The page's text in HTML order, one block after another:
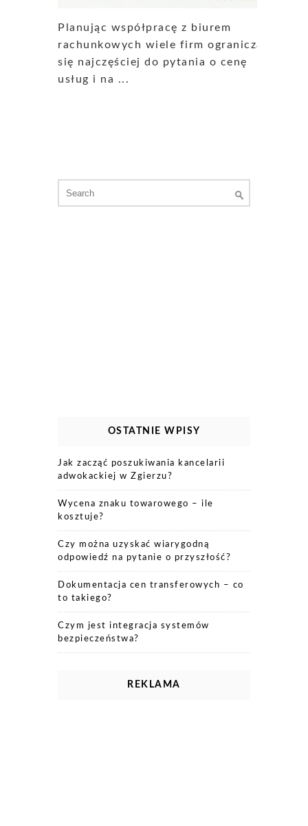
Planując współpracę z biurem
rachunkowych wiele firm ogranicza
się najczęściej do pytania o cenę
usług i na ...
for:
OSTATNIE WPISY
Jak zacząć poszukiwania kancelarii
adwokackiej w Zgierzu?
Wycena znaku towarowego – ile
kosztuje?
Czy można uzyskać wiarygodną
odpowiedź na pytanie o przyszłość?
Dokumentacja cen transferowych – co
to takiego?
Czym jest integracja systemów
bezpieczeństwa?
REKLAMA